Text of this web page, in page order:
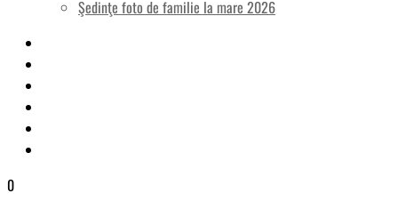
Şedinţe foto de familie la mare 2026
0